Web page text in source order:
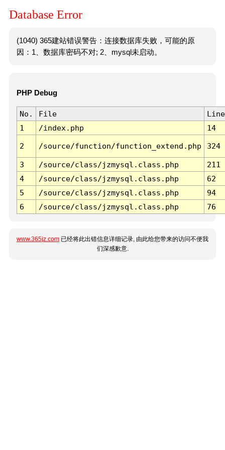
Database Error
(1040) 365建站错误警告：连接数据库失败，可能的原
因：1、数据库密码不对; 2、mysql未启动。
PHP Debug
No. File
Line
1
/index.php 14
2 /source/function/function_extend.php 324
3 /source/class/jzmysql.class.php
211
4
/source/class/jzmysql.class.php
62
5
/source/class/jzmysql.class.php
94
6
/source/class/jzmysql.class.php 76
www.365jz.com 已经将此出错信息详细记录, 由此给您带来的访问不便我
们深感歉意.